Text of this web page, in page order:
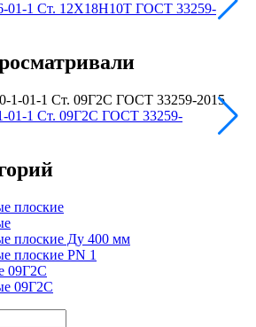
01-1 Ст. 12Х18Н10Т ГОСТ 33259-
01-1 Ст. 09Г2С ГОСТ 33259-
плоские
плоские Ду 400 мм
плоские PN 1
09Г2С
09Г2С